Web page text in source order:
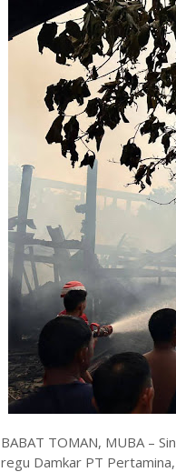
BABAT TOMAN, MUBA –
regu Damkar PT